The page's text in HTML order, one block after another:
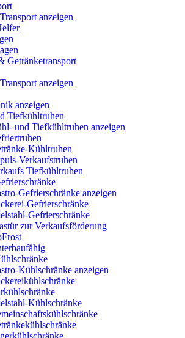
anzeigen
Getränketransport
anzeigen
anzeigen
Tiefkühltruhen
und Tiefkühltruhen anzeigen
Kühltruhen
Verkaufstruhen
Tiefkühltruhen
Gefrierschränke anzeigen
Gefrierschränke
Gefrierschränke
zur Verkaufsförderung
Kühlschränke anzeigen
Kühlschränke